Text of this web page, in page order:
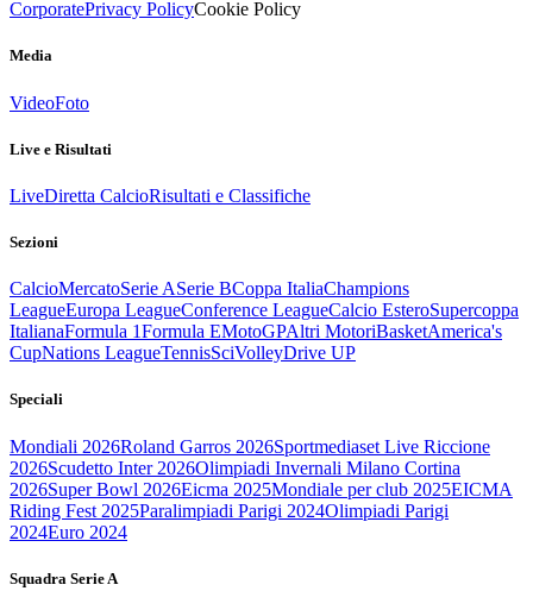
CorporatePrivacy PolicyCookie Policy
Media
VideoFoto
Live e Risultati
LiveDiretta CalcioRisultati e Classifiche
Sezioni
CalcioMercatoSerie ASerie BCoppa ItaliaChampions
LeagueEuropa LeagueConference LeagueCalcio EsteroSupercoppa
ItalianaFormula 1Formula EMotoGPAltri MotoriBasketAmerica's
CupNations LeagueTennisSciVolleyDrive UP
Speciali
Mondiali 2026Roland Garros 2026Sportmediaset Live Riccione
2026Scudetto Inter 2026Olimpiadi Invernali Milano Cortina
2026Super Bowl 2026Eicma 2025Mondiale per club 2025EICMA
Riding Fest 2025Paralimpiadi Parigi 2024Olimpiadi Parigi
2024Euro 2024
Squadra Serie A